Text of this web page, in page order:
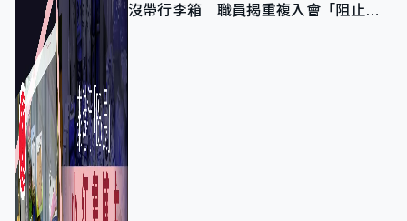
沒帶行李箱 職員揭重複入會「阻止唔